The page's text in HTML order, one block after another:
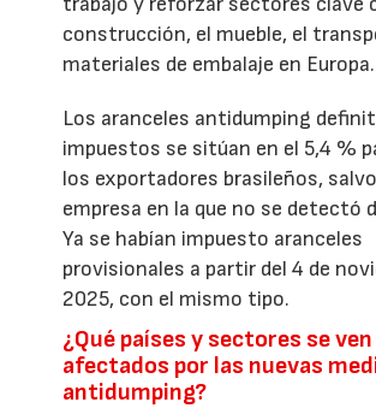
construcción, el mueble, el
materiales de embalaje en Europa.
Los aranceles antidumping
impuestos se sitúan en el 5,4 %
los exportadores brasileños,
empresa en la que no se detectó
Ya se habían impuesto aranceles
provisionales a partir del 4 de
2025, con el mismo tipo.
¿Qué países y sectores se
afectados por las nuevas
antidumping?